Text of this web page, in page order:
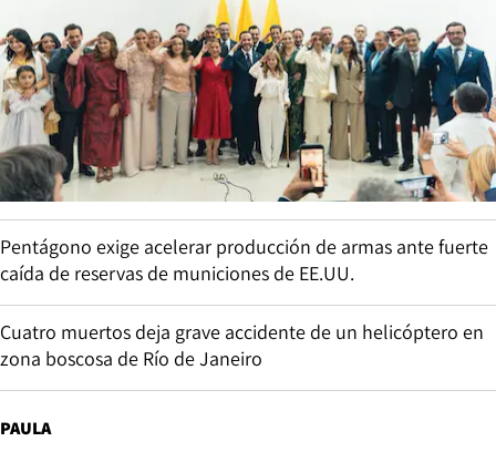
Pentágono exige acelerar producción de armas ante fuerte
caída de reservas de municiones de EE.UU.
Cuatro muertos deja grave accidente de un helicóptero en
zona boscosa de Río de Janeiro
PAULA